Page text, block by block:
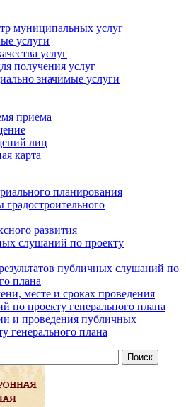
муниципальных услуг
услуги
услуг
получения услуг
значимые услуги
приема
лиц
карта
планирования
развития
слушаний по проекту
публичных слушаний по
плана
месте и сроках проведения
по проекту генерального плана
и проведения публичных
генерального плана